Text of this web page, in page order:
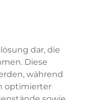
dar, die
Diese
während
optimierter